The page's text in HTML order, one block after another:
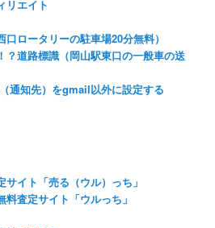
リエイト
ロータリーの駐車場20分無料）
？道路標識（岡山駅東口の一般車の送
通知先）をgmail以外に設定する
サイト「売る（ウル）っち」
料査定サイト「ウルっち」